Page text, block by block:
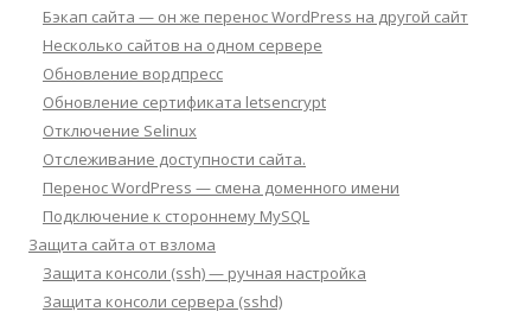
Бэкап сайта — он же перенос WordPress на другой сайт
Несколько сайтов на одном сервере
Обновление вордпресс
Обновление сертификата letsencrypt
Отключение Selinux
Отслеживание доступности сайта.
Перенос WordPress — смена доменного имени
Подключение к стороннему MySQL
Защита сайта от взлома
Защита консоли (ssh) — ручная настройка
Защита консоли сервера (sshd)